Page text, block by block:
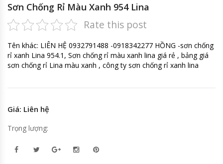
Sơn Chống Rỉ Màu Xanh 954 Lina
Rate this post
Tên khác: LIÊN HỆ 0932791488 -0918342277 HỒNG -sơn chống
rỉ xanh Lina 954.1, Sơn chống rỉ màu xanh lina giá rẻ , bảng giá
sơn chống rỉ Lina màu xanh , công ty sơn chống rỉ xanh lina
Giá: Liên hệ
Trọng lượng: